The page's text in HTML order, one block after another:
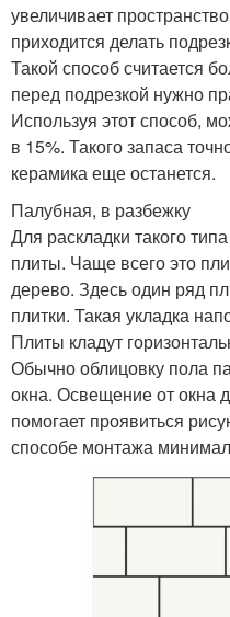
увеличивает
приходится делать
Такой способ считается
перед подрезкой нужно
Используя этот способ,
в 15%. Такого запаса
керамика еще останется.
Палубная, в разбежку
Для раскладки такого
плиты. Чаще всего это
дерево. Здесь один ряд
плитки. Такая укладка
Плиты кладут
Обычно облицовку пола
окна. Освещение от
помогает проявиться
способе монтажа